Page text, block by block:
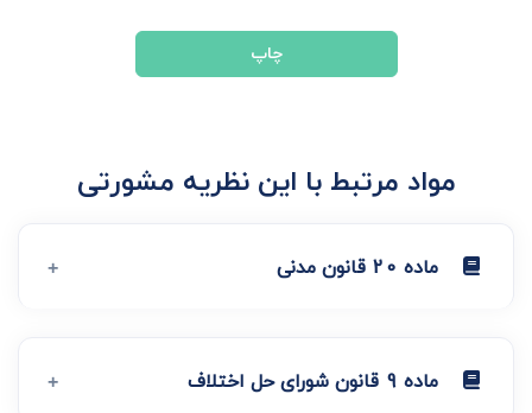
چاپ
مواد مرتبط با این نظریه مشورتی
ماده 20 قانون مدنی
ماده 9 قانون شورای حل اختلاف